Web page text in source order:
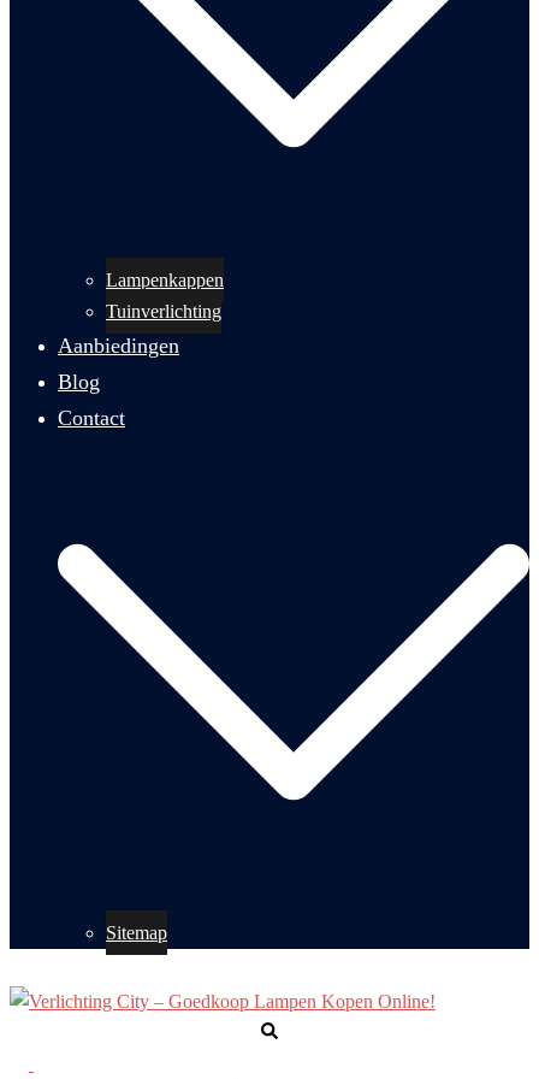
Lampenkappen
Tuinverlichting
Aanbiedingen
Blog
Contact
Sitemap